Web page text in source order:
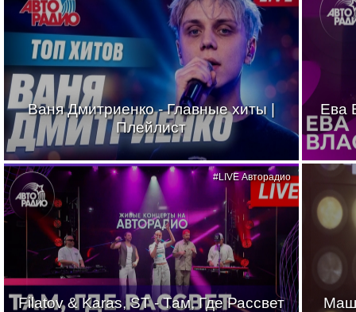
Ваня Дмитриенко - Главные хиты |
Плейлист
Ева
Filatov & Karas, ST - Там, Где Рассвет
#LIVE Авторадио